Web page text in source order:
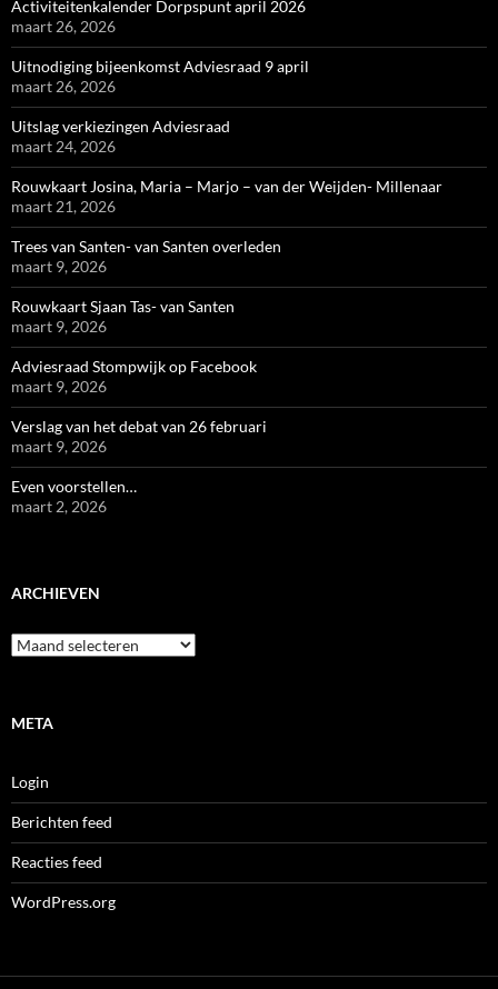
Activiteitenkalender Dorpspunt april 2026
maart 26, 2026
Uitnodiging bijeenkomst Adviesraad 9 april
maart 26, 2026
Uitslag verkiezingen Adviesraad
maart 24, 2026
Rouwkaart Josina, Maria – Marjo – van der Weijden- Millenaar
maart 21, 2026
Trees van Santen- van Santen overleden
maart 9, 2026
Rouwkaart Sjaan Tas- van Santen
maart 9, 2026
Adviesraad Stompwijk op Facebook
maart 9, 2026
Verslag van het debat van 26 februari
maart 9, 2026
Even voorstellen…
maart 2, 2026
ARCHIEVEN
Archieven
META
Login
Berichten feed
Reacties feed
WordPress.org